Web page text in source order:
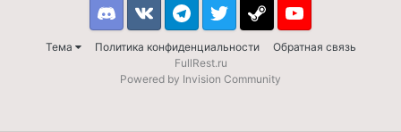
Тема Политика конфиденциальности Обратная связь
DiscordVK TelegramTwitter Steam Youtube
FullRest.ru
Powered by Invision Community